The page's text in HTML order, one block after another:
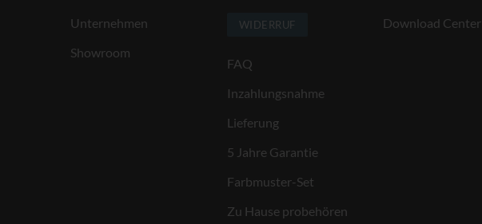
Unternehmen
Showroom
WIDERRUF
FAQ
Inzahlungsnahme
Lieferung
5 Jahre Garantie
Farbmuster-Set
Zu Hause probehören
Download Center